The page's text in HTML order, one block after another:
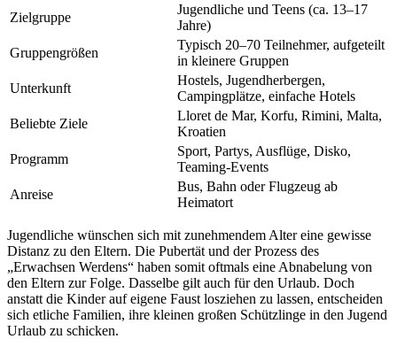
Zielgruppe
Jugendliche und Teens (ca. 13–17
Jahre)
Gruppengrößen
Typisch 20–70 Teilnehmer, aufgeteilt
in kleinere Gruppen
Unterkunft
Hostels, Jugendherbergen,
Campingplätze, einfache Hotels
Beliebte Ziele
Lloret de Mar, Korfu, Rimini, Malta,
Kroatien
Programm
Sport, Partys, Ausflüge, Disko,
Teaming-Events
Anreise
Bus, Bahn oder Flugzeug ab
Heimatort
Jugendliche wünschen sich mit zunehmendem Alter eine gewisse
Distanz zu den Eltern. Die Pubertät und der Prozess des
„Erwachsen Werdens“ haben somit oftmals eine Abnabelung von
den Eltern zur Folge. Dasselbe gilt auch für den Urlaub. Doch
anstatt die Kinder auf eigene Faust losziehen zu lassen, entscheiden
sich etliche Familien, ihre kleinen großen Schützlinge in den Jugend
Urlaub zu schicken.